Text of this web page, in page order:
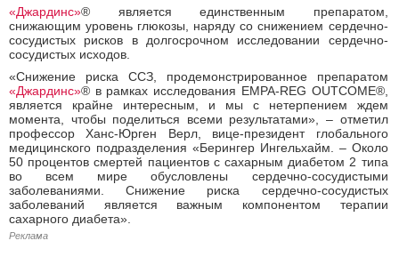
«Джардинс»® является единственным препаратом,
снижающим уровень глюкозы, наряду со снижением сердечно-
сосудистых рисков в долгосрочном исследовании сердечно-
сосудистых исходов.
«Снижение риска ССЗ, продемонстрированное препаратом
«Джардинс»® в рамках исследования ЕМРА-REG OUTCOME®,
является крайне интересным, и мы с нетерпением ждем
момента, чтобы поделиться всеми результатами», – отметил
профессор Ханс-Юрген Верл, вице-президент глобального
медицинского подразделения «Берингер Ингельхайм. – Около
50 процентов смертей пациентов с сахарным диабетом 2 типа
во всем мире обусловлены сердечно-сосудистыми
заболеваниями. Снижение риска сердечно-сосудистых
заболеваний является важным компонентом терапии
сахарного диабета».
Реклама